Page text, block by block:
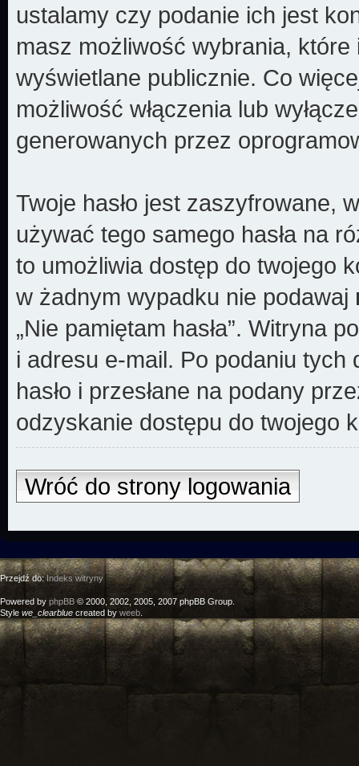
ustalamy czy podanie ich jest
masz możliwość wybrania,
wyświetlane publicznie. Co
możliwość włączenia lub
generowanych przez
Twoje hasło jest zaszyfrowane,
używać tego samego hasła na
to umożliwia dostęp do twojego
w żadnym wypadku nie podawaj
„Nie pamiętam hasła”. Witryna
i adresu e-mail. Po podaniu
hasło i przesłane na podany
odzyskanie dostępu do twojego
Wróć do strony logowania
Przejdź do:Indeks witryny
Powered by phpBB © 2000, 2002, 2005, 2007 phpBB Group.
Style we_clearblue created by weeb